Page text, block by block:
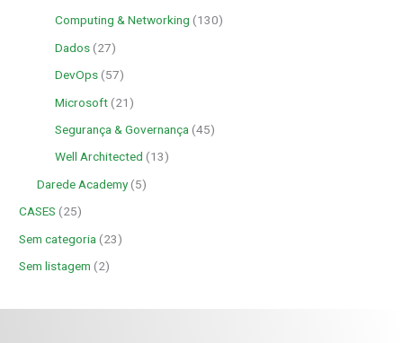
Computing & Networking (130)
Dados (27)
DevOps (57)
Microsoft (21)
Segurança & Governança (45)
Well Architected (13)
Darede Academy(5)
CASES (25)
Sem categoria (23)
Sem listagem (2)